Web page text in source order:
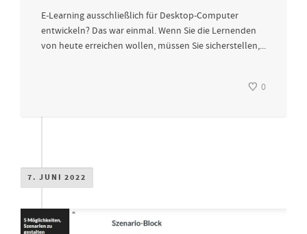
E-Learning ausschließlich für Desktop-Computer
entwickeln? Das war einmal. Wenn Sie die Lernenden
von heute erreichen wollen, müssen Sie sicherstellen,...
0
7. JUNI 2022